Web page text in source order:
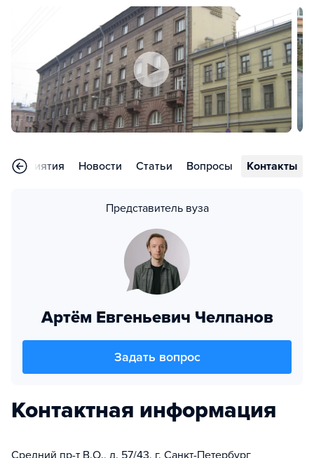
Новости Статьи Вопросы Контакты
Представитель вуза
Артём Евгеньевич Челпанов
Задать вопрос
Контактная информация
Средний пр-т В.О., д. 57/43, г. Санкт-Петербург